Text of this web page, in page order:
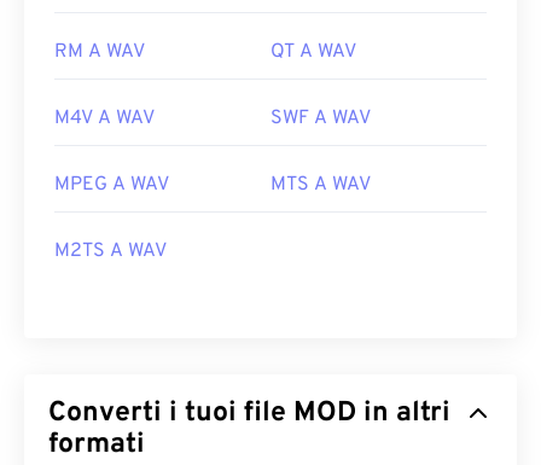
RM A WAV QT A WAV
M4V A WAV SWF A WAV
MPEG A WAV MTS A WAV
M2TS A WAV
Converti i tuoi file MOD in altri
formati